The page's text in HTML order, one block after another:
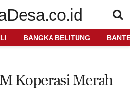
BANGKA BELITUNG
Koperasi Merah